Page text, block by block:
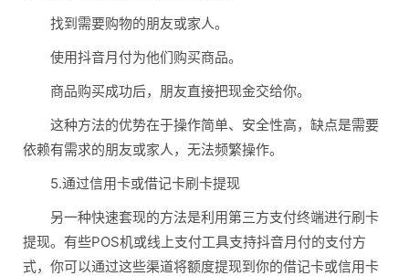
找到需要购物的朋友或家人。
使用抖音月付为他们购买商品。
商品购买成功后，朋友直接把现金交给你。
这种方法的优势在于操作简单、安全性高，缺点是需要
依赖有需求的朋友或家人，无法频繁操作。
5.通过信用卡或借记卡刷卡提现
另一种快速套现的方法是利用第三方支付终端进行刷卡
提现。有些POS机或线上支付工具支持抖音月付的支付方
式，你可以通过这些渠道将额度提现到你的借记卡或信用卡